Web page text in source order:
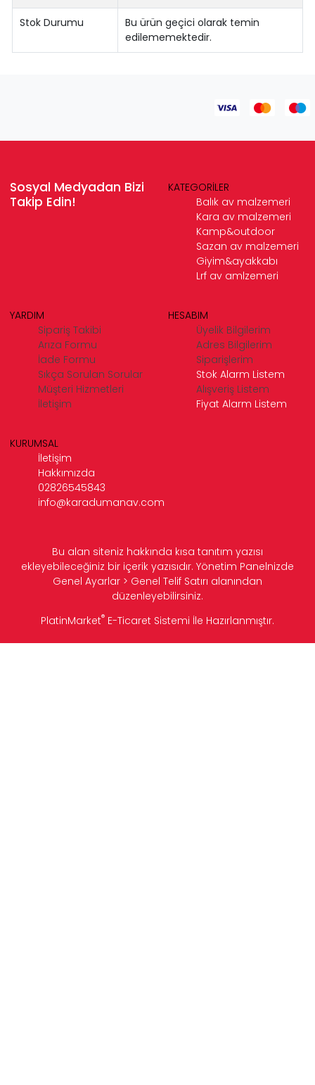
Stok Durumu
Bu ürün geçici olarak temin
edilememektedir.
Sosyal Medyadan Bizi
Takip Edin!
KATEGORİLER
Balık av malzemeri
Kara av malzemeri
Kamp&outdoor
Sazan av malzemeri
Giyim&ayakkabı
Lrf av amlzemeri
YARDIM
Sipariş Takibi
Arıza Formu
İade Formu
Sıkça Sorulan Sorular
Müşteri Hizmetleri
İletişim
HESABIM
Üyelik Bilgilerim
Adres Bilgilerim
Siparişlerim
Stok Alarm Listem
Alışveriş Listem
Fiyat Alarm Listem
KURUMSAL
İletişim
Hakkımızda
02826545843
info@karadumanav.com
Bu alan siteniz hakkında kısa tanıtım yazısı
ekleyebileceğiniz bir içerik yazısıdır. Yönetim Panelnizde
Genel Ayarlar > Genel Telif Satırı alanından
düzenleyebilirsiniz.
PlatinMarket® E-Ticaret Sistemi İle Hazırlanmıştır.